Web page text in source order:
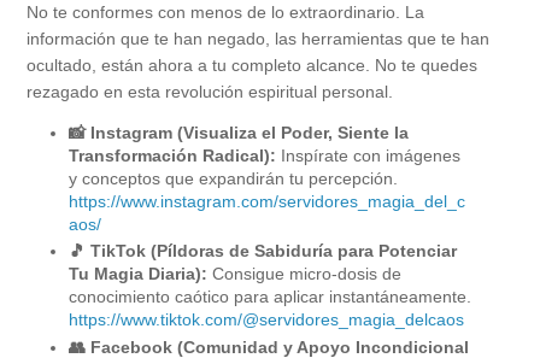
No te conformes con menos de lo extraordinario. La
información que te han negado, las herramientas que te han
ocultado, están ahora a tu completo alcance. No te quedes
rezagado en esta revolución espiritual personal.
📸 Instagram (Visualiza el Poder, Siente la
Transformación Radical): Inspírate con imágenes
y conceptos que expandirán tu percepción.
https://www.instagram.com/servidores_magia_del_c
aos/
🎵 TikTok (Píldoras de Sabiduría para Potenciar
Tu Magia Diaria): Consigue micro-dosis de
conocimiento caótico para aplicar instantáneamente.
https://www.tiktok.com/@servidores_magia_delcaos
👥 Facebook (Comunidad y Apoyo Incondicional